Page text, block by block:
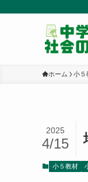
ホーム 小５
2025
4/15
小５教材